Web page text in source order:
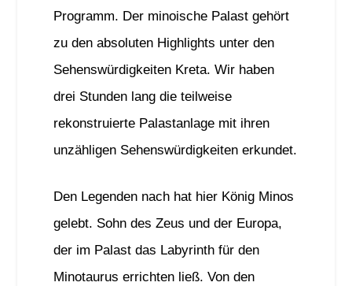
Programm. Der minoische Palast gehört
zu den absoluten Highlights unter den
Sehenswürdigkeiten Kreta. Wir haben
drei Stunden lang die teilweise
rekonstruierte Palastanlage mit ihren
unzähligen Sehenswürdigkeiten erkundet.
Den Legenden nach hat hier König Minos
gelebt. Sohn des Zeus und der Europa,
der im Palast das Labyrinth für den
Minotaurus errichten ließ. Von den